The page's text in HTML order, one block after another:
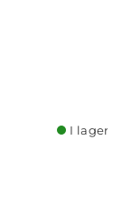
I lager